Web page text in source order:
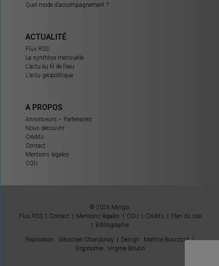
Quel mode d’accompagnement ?
ACTUALITÉ
Flux RSS
La synthèse mensuelle
L’actu au fil de l’eau
L’actu géopolitique
A PROPOS
Annonceurs – Partenaires
Nous découvrir
Crédits
Contact
Mentions légales
CGU
© 2026 Mingzi
Flux RSS
Contact Mentions légales CGU Crédits
Plan du site
Bibliographie
Réalisation : Sébastien Chandonay Design : Martine Bourzicot|
Ergonomie : Virginie Boutin